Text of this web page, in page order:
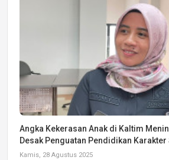
Angka Kekerasan Anak di Kaltim
Desak Penguatan Pendidikan Karakter
Kamis, 28 Agustus 2025